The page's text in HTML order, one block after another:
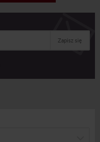
Zapisz się